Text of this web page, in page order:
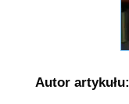
Autor